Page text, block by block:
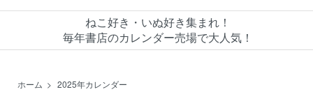
ねこ好き・いぬ好き集まれ！
毎年書店のカレンダー売場で大人気！
ホーム > 2025年カレンダー